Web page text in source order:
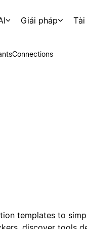
Giải pháp Tài
Connections
templates to